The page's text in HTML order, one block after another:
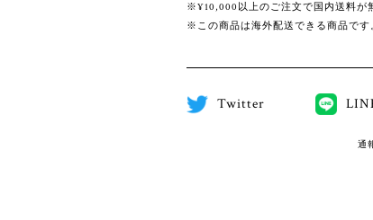
※¥10,000以上のご注文で国内送料が
※この商品は海外配送できる商品です
Twitter
通